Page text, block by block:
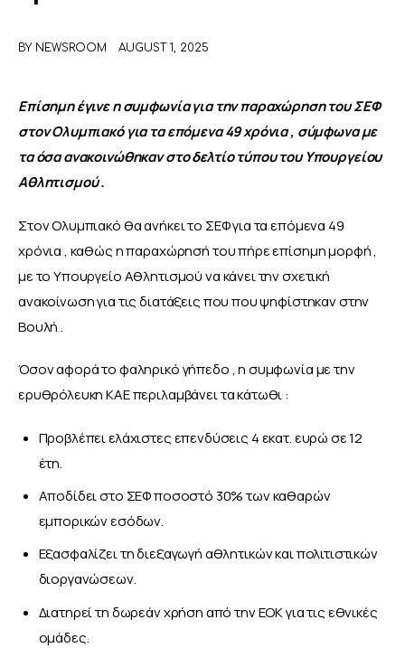
ΑΦΙΕΡΩΜΑΤΑ
BY NEWSROOM AUGUST 1, 2025
Επίσημη έγινε η συμφωνία για την παραχώρηση του ΣΕΦ
στον Ολυμπιακό για τα επόμενα 49 χρόνια , σύμφωνα με
τα όσα ανακοινώθηκαν στο δελτίο τύπου του Υπουργείου
Αθλητισμού .
Στον Ολυμπιακό θα ανήκει το ΣΕΦ για τα επόμενα 49
χρόνια , καθώς η παραχώρησή του πήρε επίσημη μορφή ,
με το Υπουργείο Αθλητισμού να κάνει την σχετική
ανακοίνωση για τις διατάξεις που που ψηφίστηκαν στην
Βουλή .
Όσον αφορά το φαληρικό γήπεδο , η συμφωνία με την
ερυθρόλευκη ΚΑΕ περιλαμβάνει τα κάτωθι :
Προβλέπει ελάχιστες επενδύσεις 4 εκατ. ευρώ σε 12
έτη.
Αποδίδει στο ΣΕΦ ποσοστό 30% των καθαρών
εμπορικών εσόδων.
Εξασφαλίζει τη διεξαγωγή αθλητικών και πολιτιστικών
διοργανώσεων.
Διατηρεί τη δωρεάν χρήση από την ΕΟΚ για τις εθνικές
ομάδες.